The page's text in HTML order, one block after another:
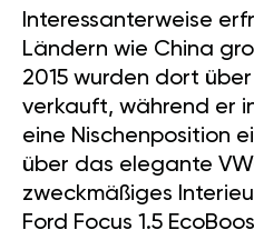
Interessanterweise
Ländern wie China
2015 wurden dort über
verkauft, während er
eine Nischenposition
über das elegante
zweckmäßiges
Ford Focus 1.5